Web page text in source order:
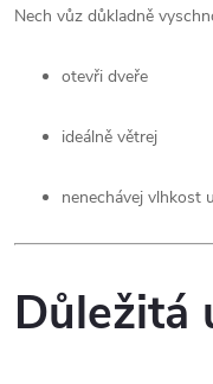
Nech vůz důkladně
otevři dveře
ideálně větrej
nenechávej vlhkost
Důležitá